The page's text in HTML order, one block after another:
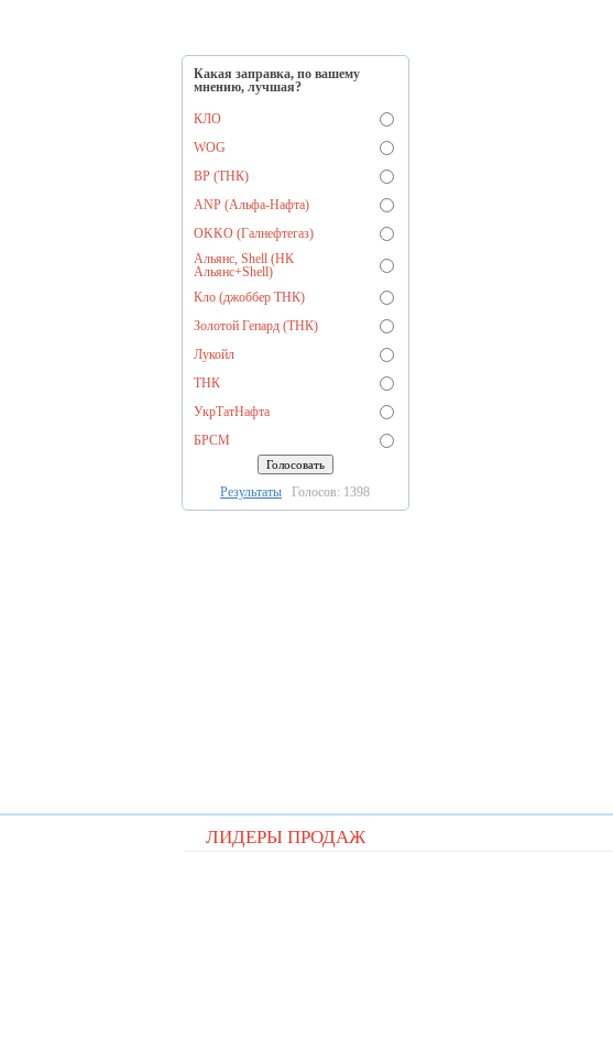
Какая заправка, по вашему
мнению, лучшая?
КЛО
WOG
BP (ТНК)
ANP (Альфа-Нафта)
OKKO (Галнефтегаз)
Альянс, Shell (НК
Альянс+Shell)
Кло (джоббер ТНК)
Золотой Гепард (ТНК)
Лукойл
ТНК
УкрТатНафта
БРСМ
Результаты Голосов: 1398
ЛИДЕРЫ ПРОДАЖ